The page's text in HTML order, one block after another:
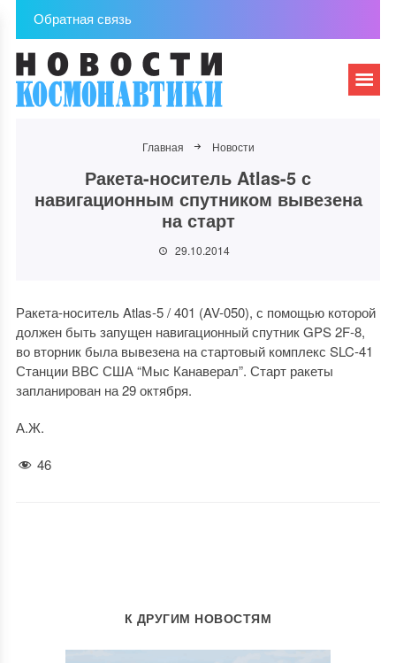
Обратная связь
Главная Новости
Ракета-носитель Atlas-5 с
навигационным спутником вывезена
на старт
29.10.2014
Ракета-носитель Atlas-5 / 401 (AV-050), с помощью которой
должен быть запущен навигационный спутник GPS 2F-8,
во вторник была вывезена на стартовый комплекс SLC-41
Станции ВВС США “Мыс Канаверал”. Старт ракеты
запланирован на 29 октября.
А.Ж.
46
К ДРУГИМ НОВОСТЯМ